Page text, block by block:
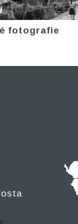
fotografie